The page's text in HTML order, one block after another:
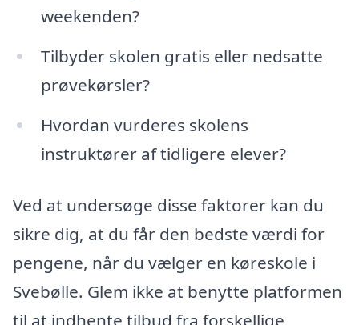
weekenden?
Tilbyder skolen gratis eller nedsatte
prøvekørsler?
Hvordan vurderes skolens
instruktører af tidligere elever?
Ved at undersøge disse faktorer kan du
sikre dig, at du får den bedste værdi for
pengene, når du vælger en køreskole i
Svebølle. Glem ikke at benytte platformen
til at indhente tilbud fra forskellige